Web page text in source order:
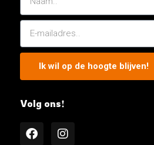
Ik wil op de hoogte blijven!
Volg ons!